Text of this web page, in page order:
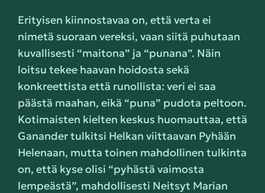
Erityisen kiinnostavaa on, että verta ei
nimetä suoraan vereksi, vaan siitä puhutaan
kuvallisesti “maitona” ja “punana”. Näin
loitsu tekee haavan hoidosta sekä
konkreettista että runollista: veri ei saa
päästä maahan, eikä “puna” pudota peltoon.
Kotimaisten kielten keskus huomauttaa, että
Ganander tulkitsi Helkan viittaavan Pyhään
Helenaan, mutta toinen mahdollinen tulkinta
on, että kyse olisi “pyhästä vaimosta
lempeästä”, mahdollisesti Neitsyt Marian